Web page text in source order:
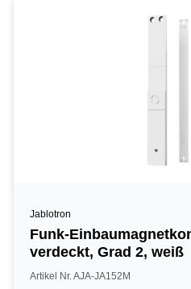
Jablotron
Funk-
verdeckt, Grad 2, weiß
Artikel Nr. AJA-JA152M